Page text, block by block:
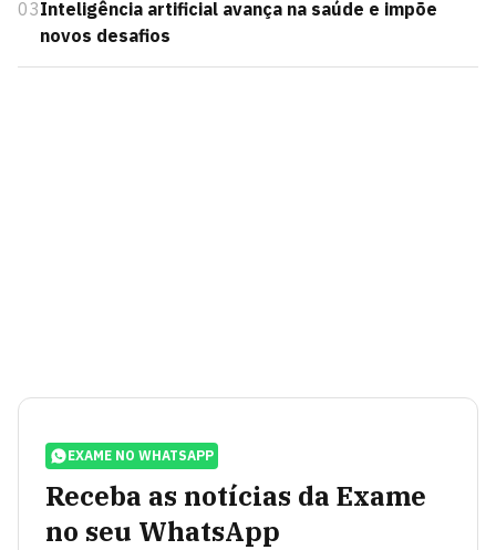
03Inteligência artificial avança na saúde e impõe
novos desafios
EXAME NO WHATSAPP
Receba as notícias da Exame
no seu WhatsApp